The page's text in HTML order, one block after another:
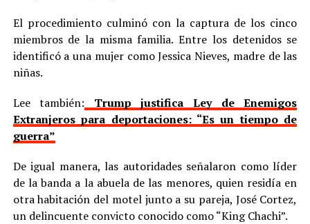
El procedimiento culminó con la captura de los cinco
miembros de la misma familia. Entre los detenidos se
identificó a una mujer como Jessica Nieves, madre de las
niñas.
Lee también: Trump justifica Ley de Enemigos
Extranjeros para deportaciones: “Es un tiempo de
guerra”
De igual manera, las autoridades señalaron como líder
de la banda a la abuela de las menores, quien residía en
otra habitación del motel junto a su pareja, José Cortez,
un delincuente convicto conocido como “King Chachi”.